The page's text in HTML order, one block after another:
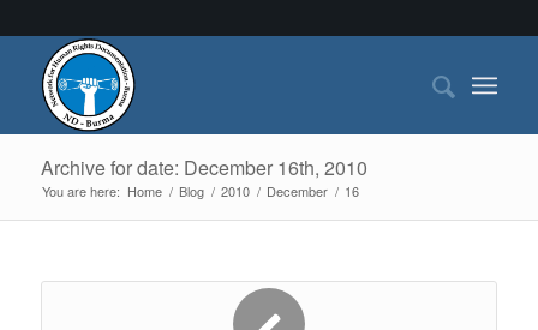
Archive for date: December 16th, 2010
You are here: Home / Blog / 2010 / December / 16